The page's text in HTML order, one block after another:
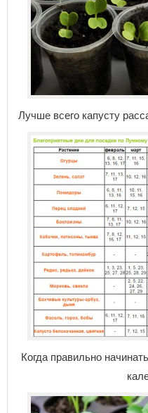
Лучше всего капусту
Когда правильно